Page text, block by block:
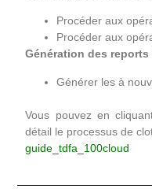
Procéder aux
Procéder aux
Génération des
Générer les à
Vous pouvez en
détail le processus de
guide_tdfa_100cloud